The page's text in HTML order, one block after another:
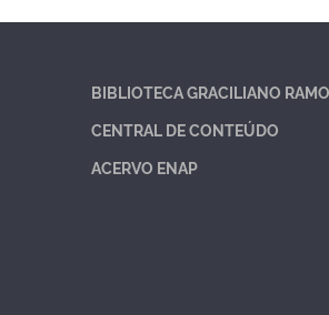
BIBLIOTECA GRACILIANO
CENTRAL DE CONTEÚDO
ACERVO ENAP